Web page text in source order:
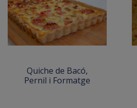
Quiche de Bacó,
Pernil i Formatge